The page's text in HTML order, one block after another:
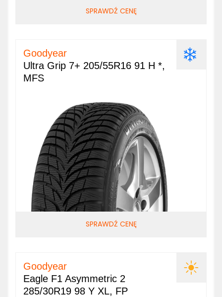
SPRAWDŹ CENĘ
Goodyear
Ultra Grip 7+ 205/55R16 91 H *,
MFS
SPRAWDŹ CENĘ
Goodyear
Eagle F1 Asymmetric 2
285/30R19 98 Y XL, FP